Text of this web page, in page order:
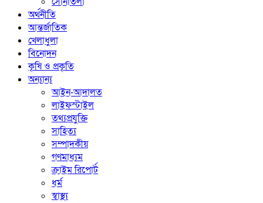
অর্থনীতি
আন্তর্জাতিক
খেলাধুলা
বিনোদন
কৃষি ও প্রকৃতি
অন্যান্য
আইন-আদালত
লাইফস্টাইল
তথ্যপ্রযুক্তি
সাহিত্য
সম্পাদকীয়
গণমাধ্যম
ক্রাইম রিপোর্ট
ধর্ম
স্বাস্থ্য